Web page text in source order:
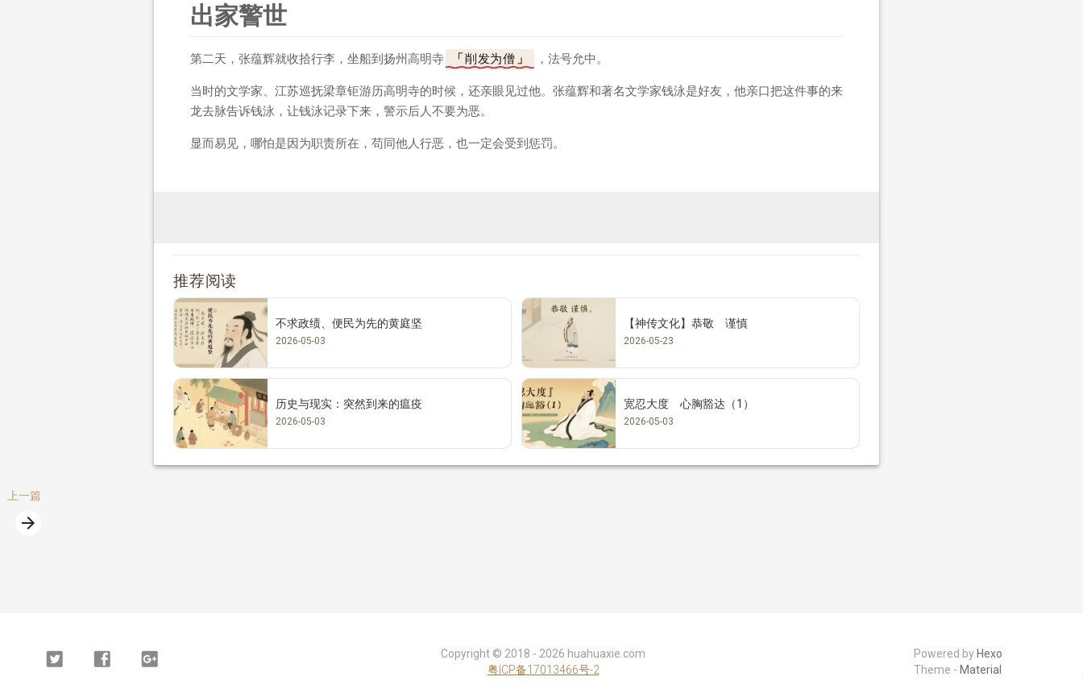
出家警世
第二天，张蕴辉就收拾行李，坐船到扬州高明寺 削发为僧 ，法号允中。
当时的文学家、江苏巡抚梁章钜游历高明寺的时候，还亲眼见过他。张蕴辉和著名文学家钱泳是好友，他亲口把这件事的来
龙去脉告诉钱泳，让钱泳记录下来，警示后人不要为恶。
显而易见，哪怕是因为职责所在，苟同他人行恶，也一定会受到惩罚。
推荐阅读
不求政绩、便民为先的黄庭坚
2026-05-03
【神传文化】恭敬 谨慎
2026-05-23
历史与现实：突然到来的瘟疫
2026-05-03
宽忍大度 心胸豁达（1）
2026-05-03
一篇
arrow_forward
Twitter FacebookGoogle
Copyright © 2018 - 2026 huahuaxie.com
粤ICP备17013466号-2
Powered byHexo
Theme - Material